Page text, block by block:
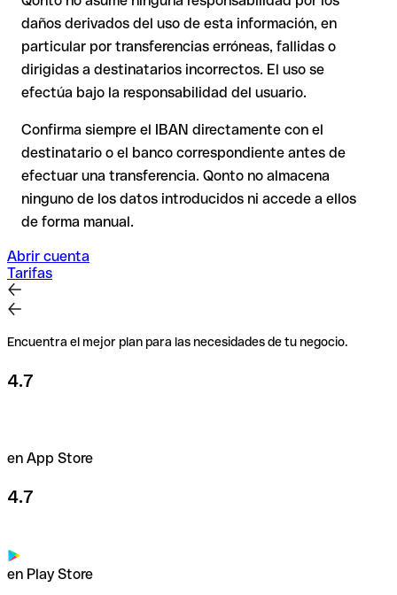
En transferencias internacionales fuera del espacio SEPA, la
recuperación es considerablemente más compleja y conlleva
comisiones .
Recomendación: Verifica cada IBAN antes de una
transferencia con nuestro IBAN Checker gratuito y, en caso
de duda, confírmalo directamente con el destinatario. Esta
precaución es especialmente importante con importes
elevados o nuevas relaciones comerciales.
daños derivados del uso de esta información, en
particular por transferencias erróneas, fallidas o
dirigidas a destinatarios incorrectos. El uso se
efectúa bajo la responsabilidad del usuario.
Confirma siempre el IBAN directamente con el
destinatario o el banco correspondiente antes de
efectuar una transferencia. Qonto no almacena
ninguno de los datos introducidos ni accede a ellos
de forma manual.
Abrir cuenta
Tarifas
Encuentra el mejor plan para las necesidades de tu negocio.
4.7
en App Store
4.7
en Play Store